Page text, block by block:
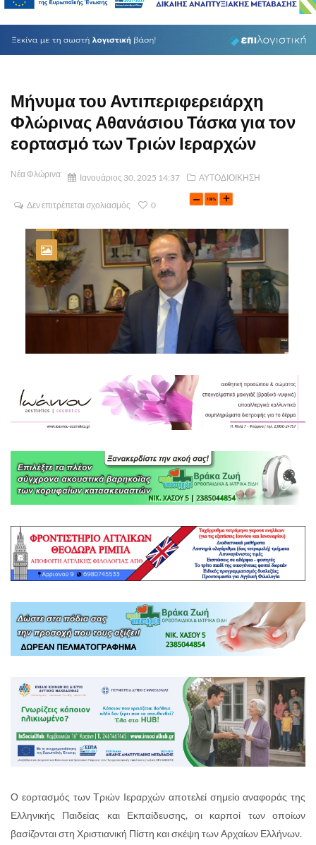
Μήνυμα του Αντιπεριφερειάρχη
Φλώρινας Αθανάσιου Τάσκα για τον
εορτασμό των Τριών Ιεραρχών
Νέα Φλώρινα Ιανουάριος 30, 2025 14:37 ΑΥΤΟΔΙΟΙΚΗΣΗ
Δεν επιτρέπεται σχολιασμός 0
Ο εορτασμός των Τριών Ιεραρχών αποτελεί σημείο αναφοράς της
Ελληνικής Παιδείας και Εκπαίδευσης, οι καρποί των οποίων
βασίζονται στη Χριστιανική Πίστη και σκέψη των Αρχαίων Ελλήνων.